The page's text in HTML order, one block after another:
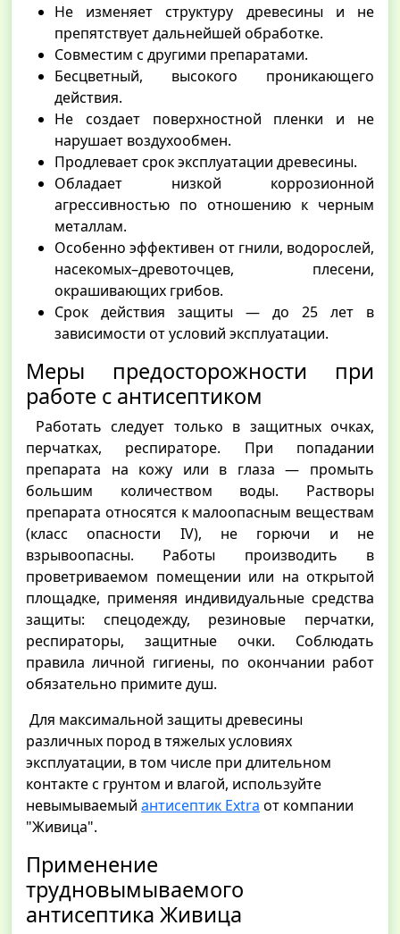
Не изменяет структуру древесины и не
препятствует дальнейшей обработке.
Совместим с другими препаратами.
Бесцветный, высокого проникающего
действия.
Не создает поверхностной пленки и не
нарушает воздухообмен.
Продлевает срок эксплуатации древесины.
Обладает низкой коррозионной
агрессивностью по отношению к черным
металлам.
Особенно эффективен от гнили, водорослей,
насекомых–древоточцев, плесени,
окрашивающих грибов.
Срок действия защиты — до 25 лет в
зависимости от условий эксплуатации.
Меры предосторожности при
работе с антисептиком
Работать следует только в защитных очках,
перчатках, респираторе. При попадании
препарата на кожу или в глаза — промыть
большим количеством воды. Растворы
препарата относятся к малоопасным веществам
(класс опасности IV), не горючи и не
взрывоопасны. Работы производить в
проветриваемом помещении или на открытой
площадке, применяя индивидуальные средства
защиты: спецодежду, резиновые перчатки,
респираторы, защитные очки. Соблюдать
правила личной гигиены, по окончании работ
обязательно примите душ.
Для максимальной защиты древесины
различных пород в тяжелых условиях
эксплуатации, в том числе при длительном
контакте с грунтом и влагой, используйте
невымываемый антисептик Extra от компании
"Живица".
Применение
трудновымываемого
антисептика Живица